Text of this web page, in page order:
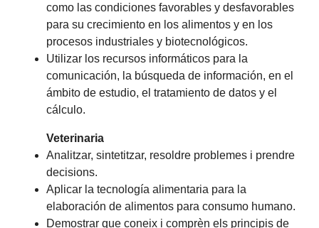
como las condiciones favorables y desfavorables
para su crecimiento en los alimentos y en los
procesos industriales y biotecnológicos.
Utilizar los recursos informáticos para la
comunicación, la búsqueda de información, en el
ámbito de estudio, el tratamiento de datos y el
cálculo.
Veterinaria
Analitzar, sintetitzar, resoldre problemes i prendre
decisions.
Aplicar la tecnología alimentaria para la
elaboración de alimentos para consumo humano.
Demostrar que coneix i comprèn els principis de